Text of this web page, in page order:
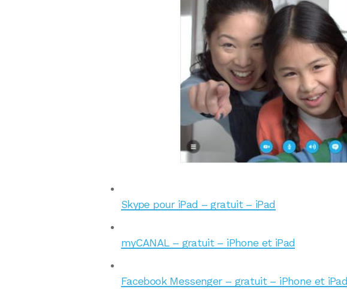
Skype pour iPad – gratuit – iPad
myCANAL – gratuit – iPhone et iPad
Facebook Messenger – gratuit – iPhone et iPad